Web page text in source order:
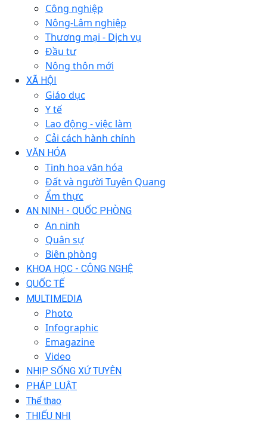
Công nghiệp
Nông-Lâm nghiệp
Thương mại - Dịch vụ
Đầu tư
Nông thôn mới
XÃ HỘI
Giáo dục
Y tế
Lao động - việc làm
Cải cách hành chính
VĂN HÓA
Tinh hoa văn hóa
Đất và người Tuyên Quang
Ẩm thực
AN NINH - QUỐC PHÒNG
An ninh
Quân sự
Biên phòng
KHOA HỌC - CÔNG NGHỆ
QUỐC TẾ
MULTIMEDIA
Photo
Infographic
Emagazine
Video
NHỊP SỐNG XỨ TUYÊN
PHÁP LUẬT
Thể thao
THIẾU NHI